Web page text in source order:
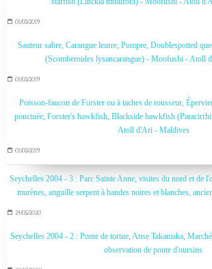
01/03/2019
Sauteur sabre, Carangue leurre, Pompre, Doublespotted
(Scomberoides lysancarangue) - Moofushi - Atoll
01/03/2019
Poisson-faucon de Forster ou à taches de rousseur,
ponctuée, Forster's hawkfish, Blackside hawkfish
Atoll d'Ari - Maldives
01/03/2019
Seychelles 2004 - 3 : Parc Sainte Anne, visites du nord et de
murènes, anguille serpent à bandes noires et blanches,
24/05/2020
Seychelles 2004 - 2 : Ponte de tortue, Anse Takamaka,
observation de ponte d'oursins